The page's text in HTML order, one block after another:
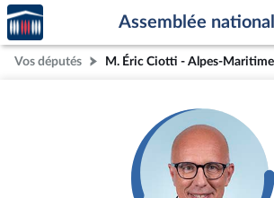
Aller au contenu
Aller en bas de la page
Accèder
à la
page
d'accueil
Assemblée
Vos députés